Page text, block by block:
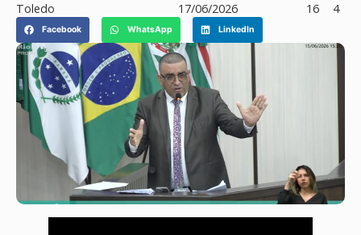
Toledo
17/06/2026
16
4
Facebook WhatsApp LinkedIn